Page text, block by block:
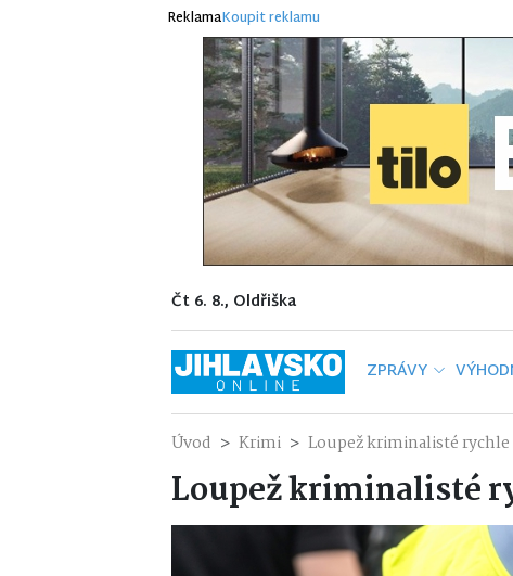
ReklamaKoupit reklamu
Čt 6. 8., Oldřiška
ZPRÁVY
Úvod Krimi Loupež kriminalisté
Loupež kriminalisté